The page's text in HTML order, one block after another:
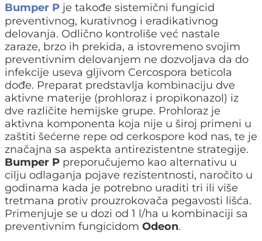
Bumper P je takođe sistemični fungicid
preventivnog, kurativnog i eradikativnog
delovanja. Odlično kontroliše već nastale
zaraze, brzo ih prekida, a istovremeno svojim
preventivnim delovanjem ne dozvoljava da do
infekcije useva gljivom Cercospora beticola
dođe. Preparat predstavlja kombinaciju dve
aktivne materije (prohloraz i propikonazol) iz
dve različite hemijske grupe. Prohloraz je
aktivna komponenta koja nije u široj primeni u
zaštiti šećerne repe od cerkospore kod nas, te je
značajna sa aspekta antirezistentne strategije.
Bumper P preporučujemo kao alternativu u
cilju odlaganja pojave rezistentnosti, naročito u
godinama kada je potrebno uraditi tri ili više
tretmana protiv prouzrokovača pegavosti lišća.
Primenjuje se u dozi od 1 l/ha u kombinaciji sa
preventivnim fungicidom Odeon.